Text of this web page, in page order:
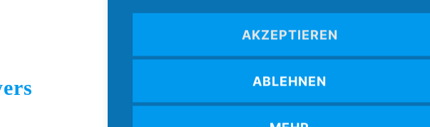
Boccia Bund Deutschland e.V.
E-Mail:verband@boccia-bund.de
AKZEPTIEREN
ABLEHNEN